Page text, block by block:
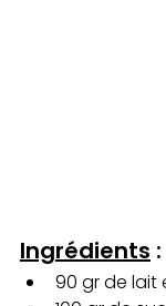
Ingrédients :
90 gr de lait